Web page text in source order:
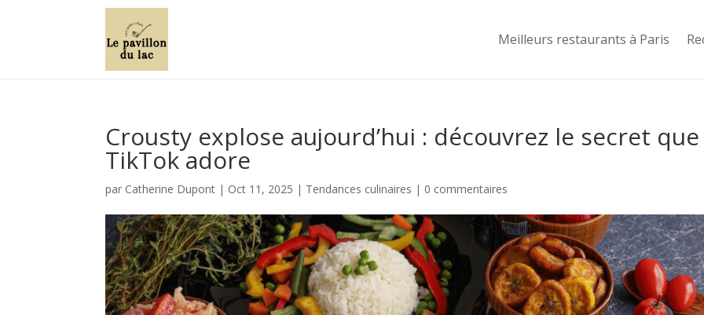
Meilleurs restaurants à Paris
Crousty explose aujourd’hui : découvrez le secret que
TikTok adore
par Catherine Dupont | Oct 11, 2025 | Tendances culinaires | 0 commentaires